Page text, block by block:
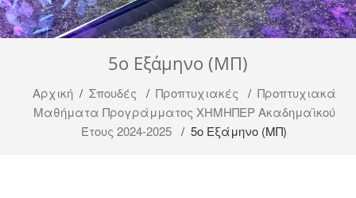
5ο Εξάμηνο (ΜΠ)
Αρχική/ Σπουδές / Προπτυχιακές / Προπτυχιακά
Μαθήματα Προγράμματος ΧΗΜΗΠΕΡ Ακαδημαϊκού
Έτους 2024-2025 / 5ο Εξάμηνο (ΜΠ)